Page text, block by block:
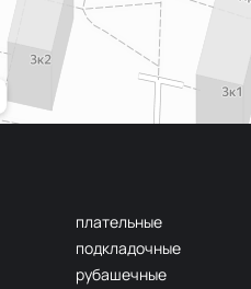
плательные
подкладочные
рубашечные